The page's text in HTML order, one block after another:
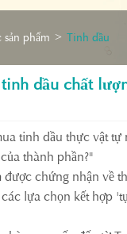
sản phẩm Tinh dầu
dầu chất
tinh dầu thực vật
thành phần?"
được chứng nhận về
lựa chọn kết hợp